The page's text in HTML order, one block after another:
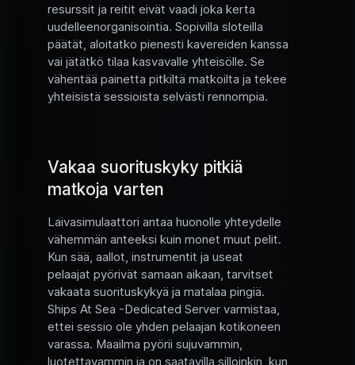
resurssit ja reitit eivät vaadi joka kerta
uudelleenorganisointia. Sopivilla sloteilla
päätät, aloitatko pienesti kavereiden kanssa
vai jätätkö tilaa kasvavalle yhteisölle. Se
vähentää painetta pitkiltä matkoilta ja tekee
yhteisistä sessioista selvästi rennompia.
Vakaa suorituskyky pitkiä
matkoja varten
Laivasimulaattori antaa huonolle yhteydelle
vähemmän anteeksi kuin monet muut pelit.
Kun sää, aallot, instrumentit ja useat
pelaajat pyörivät samaan aikaan, tarvitset
vakaata suorituskykyä ja matalaa pingiä.
Ships At Sea -Dedicated Server varmistaa,
ettei sessio ole yhden pelaajan kotikoneen
varassa. Maailma pyörii sujuvammin,
luotettavammin ja on saatavilla silloinkin, kun